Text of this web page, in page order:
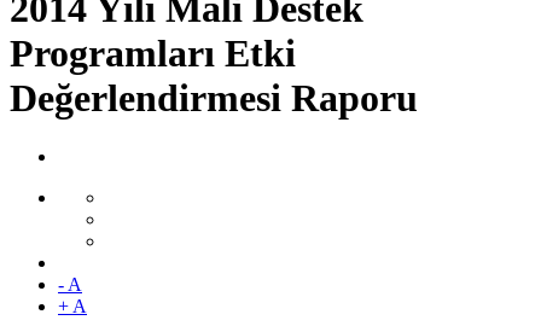
Programları Etki
Değerlendirmesi Raporu
- A
+ A